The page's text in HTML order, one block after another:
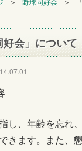
＞ 野球同好会 ＞
好会」について
し、年齢を忘れ
きます。また、